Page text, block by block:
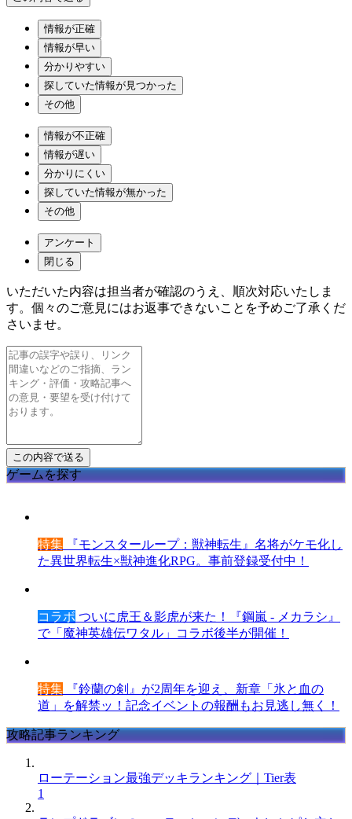
情報が正確
情報が早い
分かりやすい
探していた情報が見つかった
その他
情報が不正確
情報が遅い
分かりにくい
探していた情報が無かった
その他
アンケート
閉じる
いただいた内容は担当者が確認のうえ、順次対応いたしま
す。個々のご意見にはお返事できないことを予めご了承くだ
さいませ。
ゲームを探す
特集 『モンスターループ：獣神転生』名将がケモ化し
た異世界転生×獣神進化RPG。事前登録受付中！
コラボ ついに虎王＆影虎が来た！『鋼嵐 - メカラシ』
で「魔神英雄伝ワタル」コラボ後半が開催！
特集 『鈴蘭の剣』が2周年を迎え、新章「氷と血の
道」を解禁ッ！記念イベントの報酬もお見逃し無く！
攻略記事ランキング
ローテーション最強デッキランキング｜Tier表
1